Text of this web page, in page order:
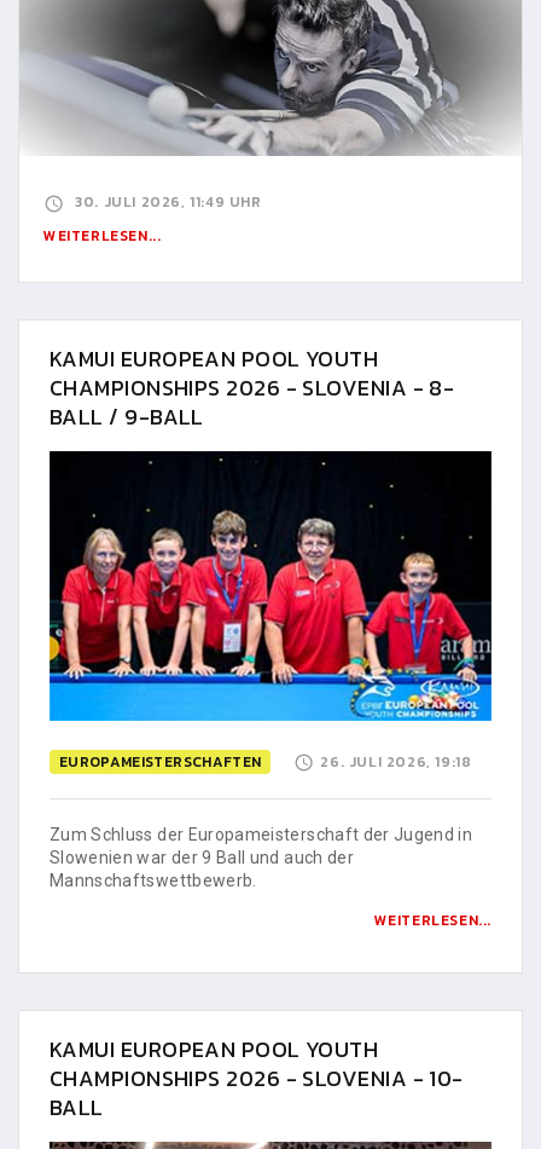
30. JULI 2026, 11:49 UHR
WEITERLESEN...
KAMUI EUROPEAN POOL YOUTH
CHAMPIONSHIPS 2026 - SLOVENIA - 8-
BALL / 9-BALL
EUROPAMEISTERSCHAFTEN 26. JULI 2026, 19:18
Zum Schluss der Europameisterschaft der Jugend in
Slowenien war der 9 Ball und auch der
Mannschaftswettbewerb.
WEITERLESEN...
KAMUI EUROPEAN POOL YOUTH
CHAMPIONSHIPS 2026 - SLOVENIA - 10-
BALL